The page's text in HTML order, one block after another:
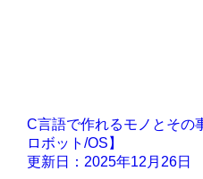
C言語で作れるモノとその
ロボット/OS】
更新日：2025年12月26日